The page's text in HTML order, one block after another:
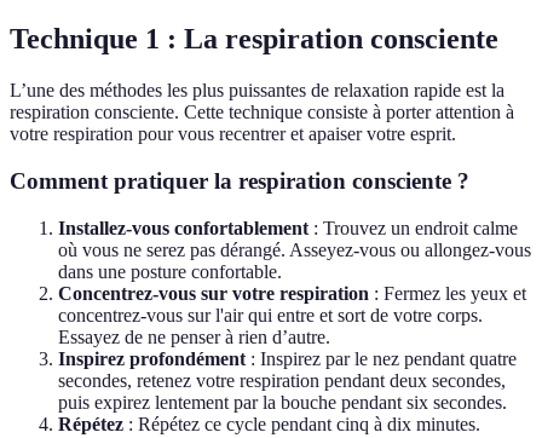
Technique 1 : La respiration consciente
L’une des méthodes les plus puissantes de relaxation rapide est la
respiration consciente. Cette technique consiste à porter attention à
votre respiration pour vous recentrer et apaiser votre esprit.
Comment pratiquer la respiration consciente ?
Installez-vous confortablement : Trouvez un endroit calme
où vous ne serez pas dérangé. Asseyez-vous ou allongez-vous
dans une posture confortable.
Concentrez-vous sur votre respiration : Fermez les yeux et
concentrez-vous sur l'air qui entre et sort de votre corps.
Essayez de ne penser à rien d’autre.
Inspirez profondément : Inspirez par le nez pendant quatre
secondes, retenez votre respiration pendant deux secondes,
puis expirez lentement par la bouche pendant six secondes.
Répétez : Répétez ce cycle pendant cinq à dix minutes.